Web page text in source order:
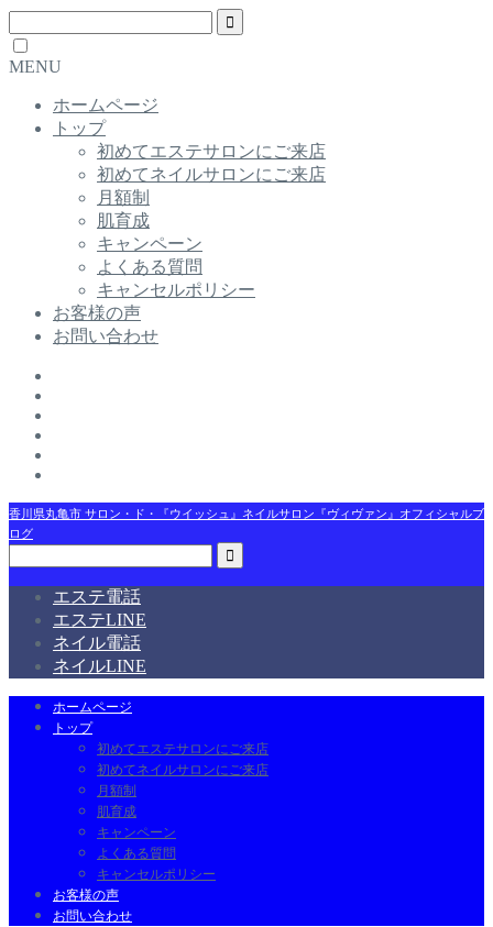
MENU
ホームページ
トップ
初めてエステサロンにご来店
初めてネイルサロンにご来店
月額制
肌育成
キャンペーン
よくある質問
キャンセルポリシー
お客様の声
お問い合わせ
香川県丸亀市 サロン・ド・『ウイッシュ』ネイルサロン『ヴィヴァン』オフィシャルブ
ログ
エステ電話
エステLINE
ネイル電話
ネイルLINE
ホームページ
トップ
初めてエステサロンにご来店
初めてネイルサロンにご来店
月額制
肌育成
キャンペーン
よくある質問
キャンセルポリシー
お客様の声
お問い合わせ